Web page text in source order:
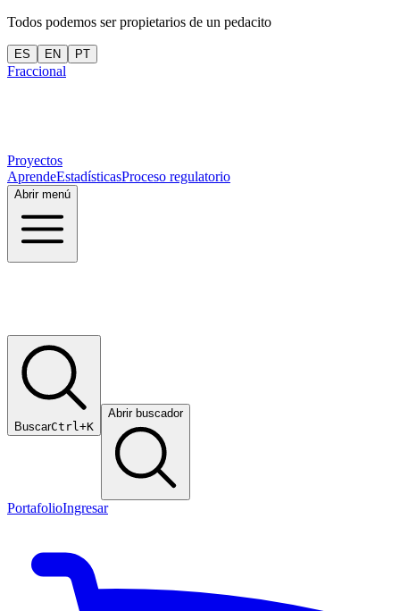
Todos podemos ser propietarios de un pedacito
ES EN PT
Fraccional
Proyectos
AprendeEstadísticasProceso regulatorio
Abrir menú
BuscarCtrl+K
Abrir buscador
PortafolioIngresar